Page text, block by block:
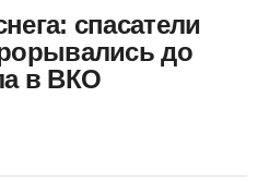
спасатели
до
в ВКО